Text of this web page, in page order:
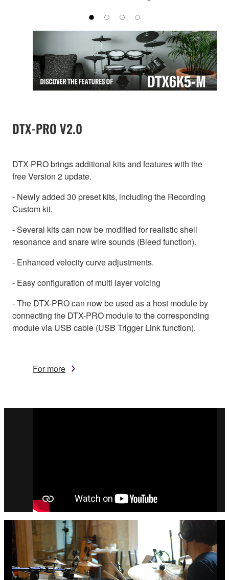
DTX-PRO V2.0
DTX-PRO brings additional kits and features with the
free Version 2 update.
- Newly added 30 preset kits, including the Recording
Custom kit.
- Several kits can now be modified for realistic shell
resonance and snare wire sounds (Bleed function).
- Enhanced velocity curve adjustments.
- Easy configuration of multi layer voicing
- The DTX-PRO can now be used as a host module by
connecting the DTX-PRO module to the corresponding
module via USB cable (USB Trigger Link function).
For more